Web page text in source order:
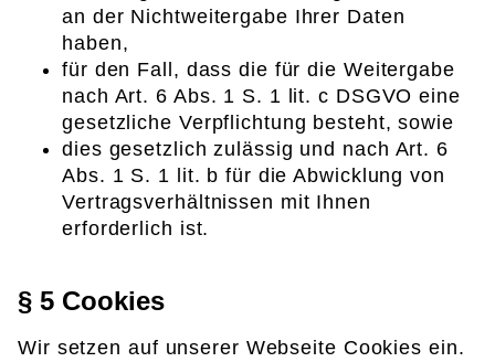
an der Nichtweitergabe Ihrer Daten
haben,
für den Fall, dass die für die Weitergabe
nach Art. 6 Abs. 1 S. 1 lit. c DSGVO eine
gesetzliche Verpflichtung besteht, sowie
dies gesetzlich zulässig und nach Art. 6
Abs. 1 S. 1 lit. b für die Abwicklung von
Vertragsverhältnissen mit Ihnen
erforderlich ist.
§ 5 Cookies
Wir setzen auf unserer Webseite Cookies ein.